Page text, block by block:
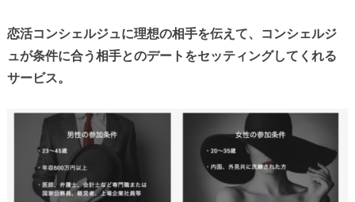
恋活コンシェルジュに理想の相手を伝えて、コンシェルジ
ュが条件に合う相手とのデートをセッティングしてくれる
サービス。